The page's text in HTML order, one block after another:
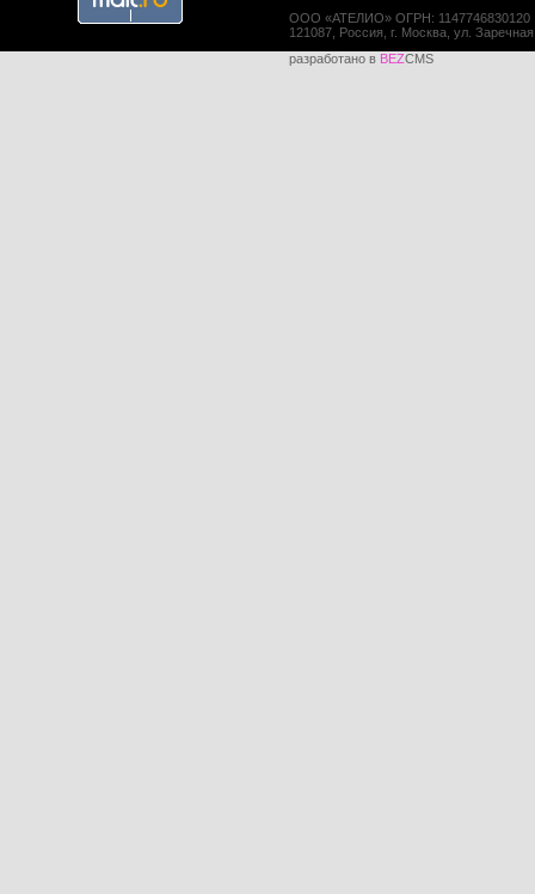
ООО «АТЕЛИО» ОГРН: 1147746830120
121087, Россия, г. Москва, ул.
разработано в BEZCMS